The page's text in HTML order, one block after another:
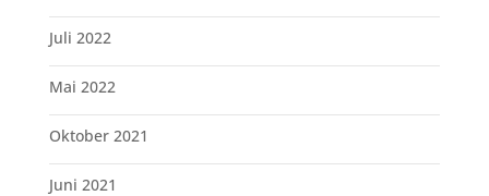
Juli 2022
Mai 2022
Oktober 2021
Juni 2021